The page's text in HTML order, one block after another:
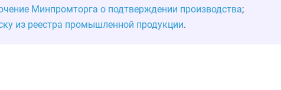
Минпромторга о подтверждении производства;
из реестра промышленной продукции.